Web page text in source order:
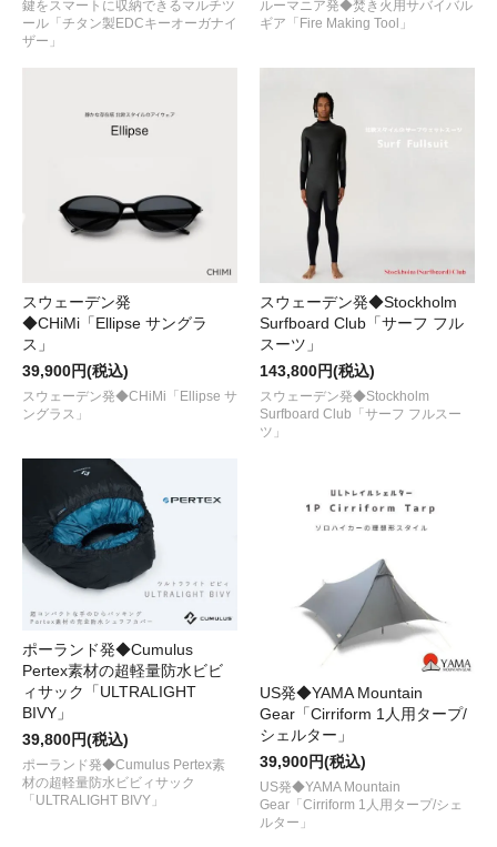
鍵をスマートに収納できるマルチツ
ール「チタン製EDCキーオーガナイ
ザー」
ルーマニア発◆焚き火用サバイバル
ギア「Fire Making Tool」
スウェーデン発
◆CHiMi「Ellipse サングラ
ス」
39,900円(税込)
スウェーデン発◆CHiMi「Ellipse サ
ングラス」
スウェーデン発◆Stockholm
Surfboard Club「サーフ フル
スーツ」
143,800円(税込)
スウェーデン発◆Stockholm
Surfboard Club「サーフ フルスー
ツ」
ポーランド発◆Cumulus
Pertex素材の超軽量防水ビビ
ィサック「ULTRALIGHT
BIVY」
39,800円(税込)
ポーランド発◆Cumulus Pertex素
材の超軽量防水ビビィサック
「ULTRALIGHT BIVY」
US発◆YAMA Mountain
Gear「Cirriform 1人用タープ/
シェルター」
39,900円(税込)
US発◆YAMA Mountain
Gear「Cirriform 1人用タープ/シェ
ルター」